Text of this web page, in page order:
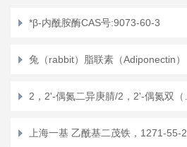
*β-内酰胺酶CAS号:9073-60-3
兔（rabbit）脂联素（Adiponectin）
上海一基 乙酰基二茂铁，1271-55-2